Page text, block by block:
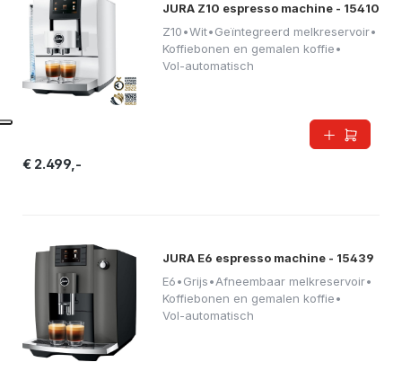
JURA Z10 espresso machine - 15410
Z10•Wit•Geïntegreerd melkreservoir•
Koffiebonen en gemalen koffie•
Vol-automatisch
€ 2.499,-
JURA E6 espresso machine - 15439
E6•Grijs•Afneembaar melkreservoir•
Koffiebonen en gemalen koffie•
Vol-automatisch